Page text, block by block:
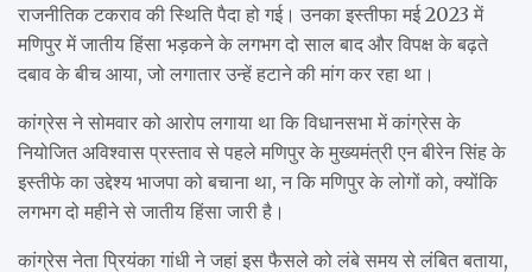
राजनीतिक टकराव की स्थिति पैदा हो गई। उनका इस्तीफा मई 2023 में
मणिपुर में जातीय हिंसा भड़कने के लगभग दो साल बाद और विपक्ष के बढ़ते
दबाव के बीच आया, जो लगातार उन्हें हटाने की मांग कर रहा था।
कांग्रेस ने सोमवार को आरोप लगाया था कि विधानसभा में कांग्रेस के
नियोजित अविश्वास प्रस्ताव से पहले मणिपुर के मुख्यमंत्री एन बीरेन सिंह के
इस्तीफे का उद्देश्य भाजपा को बचाना था, न कि मणिपुर के लोगों को, क्योंकि
लगभग दो महीने से जातीय हिंसा जारी है।
कांग्रेस नेता प्रियंका गांधी ने जहां इस फैसले को लंबे समय से लंबित बताया,